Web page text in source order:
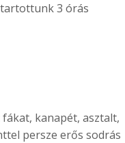
3 órás
kanapét, asztalt,
persze erős sodrás